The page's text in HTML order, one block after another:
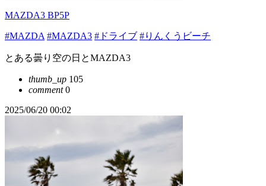
MAZDA3 BP5P
#MAZDA #MAZDA3 #ドライブ #りんくうビーチ
とある曇り空の日とMAZDA3
thumb_up 105
comment0
2025/06/20 00:02